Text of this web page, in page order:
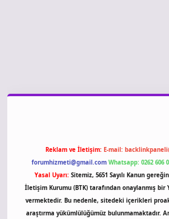
Reklam ve İletişim: E-mail:
forumhizmeti@gmail.com Whatsapp: 0262 606
Yasal Uyarı: Sitemiz, 5651 Sayılı Kanun
İletişim Kurumu (BTK) tarafından onaylanmış bir
vermektedir. Bu nedenle, sitedeki içerikleri
araştırma yükümlülüğümüz bulunmamaktadır.